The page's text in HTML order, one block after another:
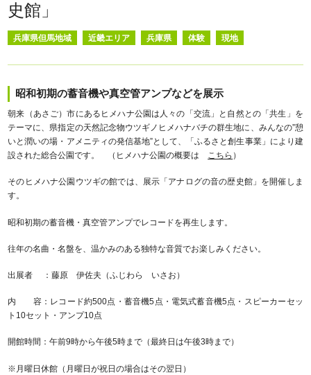
史館」
兵庫県但馬地域 近畿エリア 兵庫県 体験 現地
昭和初期の蓄音機や真空管アンプなどを展示
朝来（あさご）市にあるヒメハナ公園は人々の「交流」と自然との「共生」を
テーマに、県指定の天然記念物ウツギノヒメハナバチの群生地に、みんなの”憩
いと潤いの場・アメニティの発信基地”として、「ふるさと創生事業」により建
設された総合公園です。 （ヒメハナ公園の概要は こちら ）
そのヒメハナ公園ウツギの館では、展示「アナログの音の歴史館」を開催しま
す。
昭和初期の蓄音機・真空管アンプでレコードを再生します。
往年の名曲・名盤を、温かみのある独特な音質でお楽しみください。
出展者 ：藤原 伊佐夫（ふじわら いさお）
内 容：レコード約500点・蓄音機5点・電気式蓄音機5点・スピーカーセッ
ト10セット・アンプ10点
開館時間：午前9時から午後5時まで（最終日は午後3時まで）
※月曜日休館（月曜日が祝日の場合はその翌日）